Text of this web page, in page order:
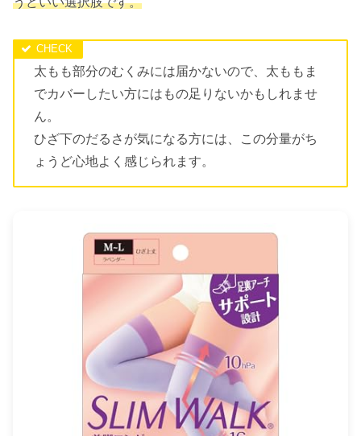
太もも部分のむくみには届かないので、太ももま
でカバーしたい方にはもの足りないかもしれませ
ん。
ひざ下のだるさが気になる方には、この分量がち
ょうど心地よく感じられます。